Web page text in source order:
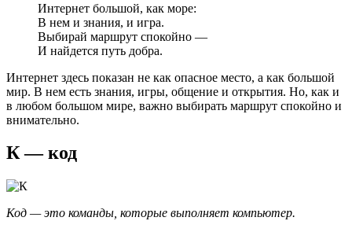
Интернет большой, как море:
В нем и знания, и игра.
Выбирай маршрут спокойно —
И найдется путь добра.
Интернет здесь показан не как опасное место, а как большой
мир. В нем есть знания, игры, общение и открытия. Но, как и
в любом большом мире, важно выбирать маршрут спокойно и
внимательно.
К — код
Код — это команды, которые выполняет компьютер.